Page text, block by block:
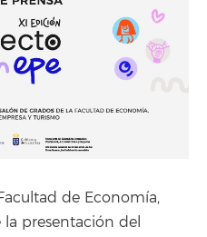
de Economía,
la presentación del